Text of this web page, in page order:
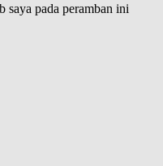
saya pada peramban ini